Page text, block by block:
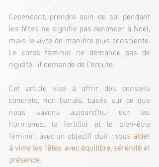
Cependant, prendre soin de soi pendant
les fêtes ne signifie pas renoncer à Noël,
mais le vivre de manière plus consciente.
Le corps féminin ne demande pas de
rigidité : il demande de l’écoute.
Cet article vise à offrir des conseils
concrets, non banals, basés sur ce que
nous savons aujourd’hui sur les
hormones, la fertilité et le bien-être
féminin, avec un objectif clair : vous aider
à vivre les fêtes avec équilibre, sérénité et
présence.